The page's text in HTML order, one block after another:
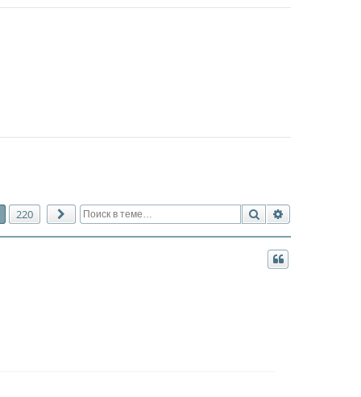
Поиск
220 След.